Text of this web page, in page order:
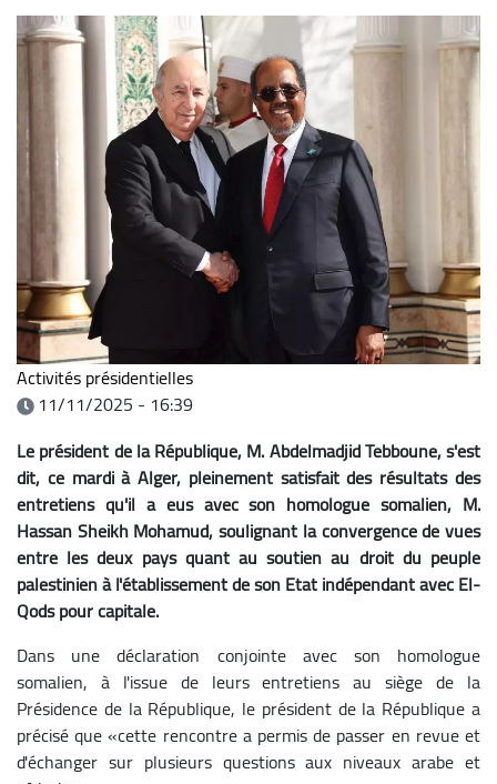
Activités présidentielles
11/11/2025 - 16:39
Le président de la République, M. Abdelmadjid Tebboune, s'est
dit, ce mardi à Alger, pleinement satisfait des résultats des
entretiens qu'il a eus avec son homologue somalien, M.
Hassan Sheikh Mohamud, soulignant la convergence de vues
entre les deux pays quant au soutien au droit du peuple
palestinien à l'établissement de son Etat indépendant avec El-
Qods pour capitale.
Dans une déclaration conjointe avec son homologue
somalien, à l'issue de leurs entretiens au siège de la
Présidence de la République, le président de la République a
précisé que «cette rencontre a permis de passer en revue et
d'échanger sur plusieurs questions aux niveaux arabe et